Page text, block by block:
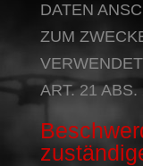
DATEN
ZUM
ART. 21